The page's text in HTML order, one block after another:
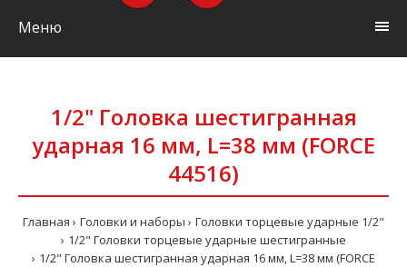
Меню
1/2" Головка шестигранная
ударная 16 мм, L=38 мм (FORCE
44516)
Главная Головки и наборы
Головки торцевые ударные 1/2"
1/2" Головки торцевые ударные шестигранные
1/2" Головка шестигранная ударная 16 мм, L=38 мм (FORCE